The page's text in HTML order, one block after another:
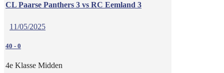
CL Paarse Panthers 3 vs RC Eemland 3
11/05/2025
40 - 0
4e Klasse Midden